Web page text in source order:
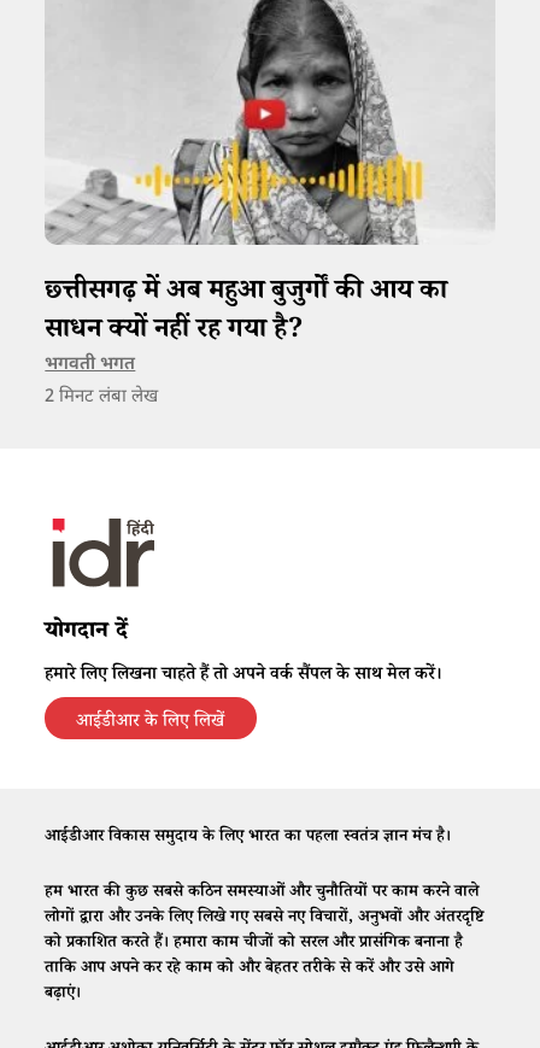
छ्त्तीसगढ़ में अब महुआ बुजुर्गों की आय का
साधन क्यों नहीं रह गया है?
भगवती भगत
2 मिनट लंबा लेख
योगदान दें
हमारे लिए लिखना चाहते हैं तो अपने वर्क सैंपल के साथ मेल करें।
आईडीआर के लिए लिखें
आईडीआर विकास समुदाय के लिए भारत का पहला स्वतंत्र ज्ञान मंच है।
हम भारत की कुछ सबसे कठिन समस्याओं और चुनौतियों पर काम करने वाले
लोगों द्वारा और उनके लिए लिखे गए सबसे नए विचारों, अनुभवों और अंतरदृष्टि
को प्रकाशित करते हैं। हमारा काम चीजों को सरल और प्रासंगिक बनाना है
ताकि आप अपने कर रहे काम को और बेहतर तरीके से करें और उसे आगे
बढ़ाएं।